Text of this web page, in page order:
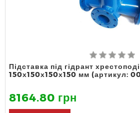
Підставка під гідрант
150х150х150х150 мм (артикул:
8164.80 грн